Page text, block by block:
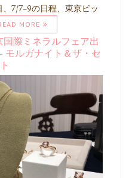
7/7-9の日程、東京ビッ
MORE
国際ミネラルフェア出
モルガナイト＆ザ・セ